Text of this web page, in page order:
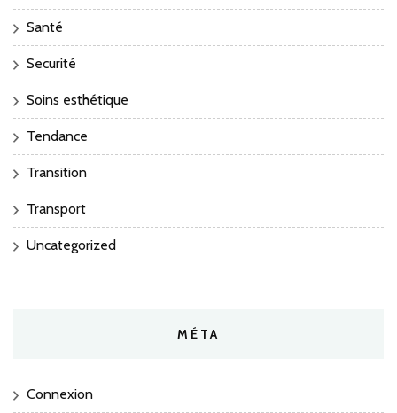
Santé
Securité
Soins esthétique
Tendance
Transition
Transport
Uncategorized
MÉTA
Connexion